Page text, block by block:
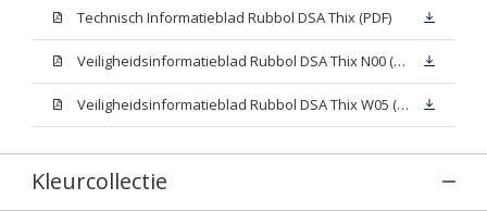
Technisch Informatieblad Rubbol DSA Thix (PDF)
Veiligheidsinformatieblad Rubbol DSA Thix N00 (MSDS)
Veiligheidsinformatieblad Rubbol DSA Thix W05 (MSDS)
Kleurcollectie